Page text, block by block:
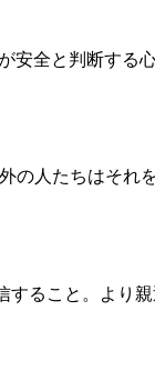
安全と判断す
の人たちはそ
ること。より